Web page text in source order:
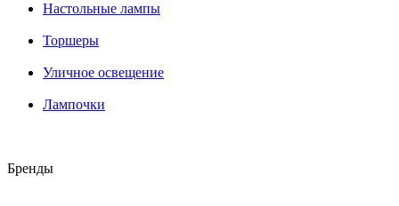
Настольные лампы
Торшеры
Уличное освещение
Лампочки
Бренды